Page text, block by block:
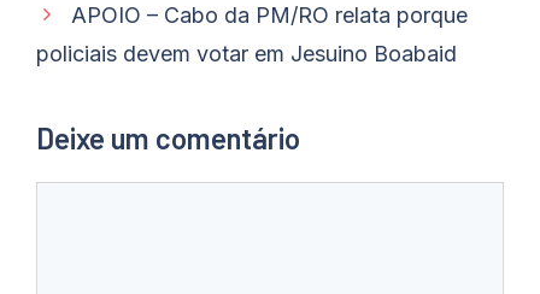
APOIO – Cabo da PM/RO relata porque
policiais devem votar em Jesuino Boabaid
Deixe um comentário